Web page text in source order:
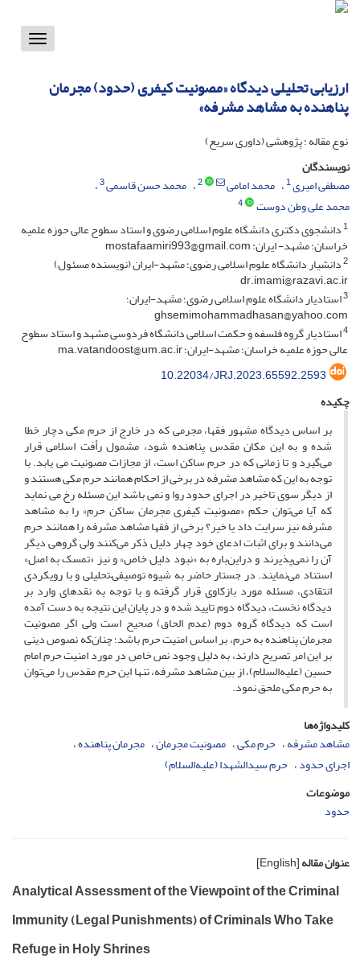
Toggle
ارزیابی تحلیلی دیدگاه «مصونیت کیفری (حدود) مجرمان
پناهنده به مشاهد مشرفه»
نوع مقاله : پژوهشی (داوری سریع)
نویسندگان
مصطفی امیری1 محمد امامی 2 محمد حسن قاسمی3
محمد علی وطن دوست
4
1دانشجوی دکتری دانشگاه علوم اسلامی رضوی و استاد سطوح عالی حوزه علمیه
خراسان؛ مشهد- ایران: mostafaamiri993@gmail.com
2دانشیار دانشگاه علوم اسلامی رضوی؛ مشهد-ایران (نویسنده مسئول)
dr.imami@razavi.ac.ir
3استادیار دانشگاه علوم اسلامی رضوی؛ مشهد-ایران؛
ghsemimohammadhasan@yahoo.com
4استادیار گروه فلسفه و حکمت اسلامی دانشگاه فردوسی مشهد و استاد سطوح
عالی حوزه علمیه خراسان؛ مشهد-ایران؛ ma.vatandoost@um.ac.ir
10.22034/JRJ.2023.65592.2593
چکیده
بر اساس دیدگاه مشهور فقها، مجرمی که در خارج از حرم مکی دچار خطا
شده و به این مکان مقدس پناهنده شود، مشمول رأفت اسلامی قرار
می‌گیرد و تا زمانی که در حرم ساکن است، از مجازات مصونیت می ­یابد. با
توجه به این که مشاهد مشرفه در برخی از احکام همانند حرم مکی هستند و
از دیگر سوی تاخیر در اجرای حدود روا و نمی باشد این مسئله رخ می نماید
که آیا می‌توان حکم «مصونیت کیفری مجرمان ساکن حرم» را به مشاهد
مشرفه نیز سرایت داد یا خیر؟ برخی از فقها مشاهد مشرفه را همانند حرم
می‌دانند و برای اثبات ادعای خود چهار دلیل ذکر می‌کنند ولی گروهی دیگر
آن را نمی‌پذیرند و دراین‌باره به «نبود دلیل خاص» و نیز «تمسک به اصل»
استناد می‌نمایند. در جستار حاضر به شیوه توصیفی–تحلیلی و با رویکردی
انتقادی، مسئله مورد بازکاوی قرار گرفته و با توجه به نقدهای وارد بر
دیدگاه نخست، دیدگاه دوم تایید شده و در پایان این نتیجه به دست آمده
است که دیدگاه گروه دوم (عدم الحاق) صحیح است ولی اگر مصونیت
مجرمان پناهنده به حرم، بر اساس امنیت حرم باشد؛ چنان‌که نصوص دینی
بر این امر تصریح دارند، به دلیل وجود نص خاص در مورد امنیت حرم امام
حسین (علیه‌السلام)، از بین مشاهد مشرفه، تنها این حرم مقدس را می‌توان
به حرم مکی ملحق نمود.
کلیدواژه‌ها
مشاهد مشرفه حرم مکی مصونیت مجرمان مجرمان پناهنده
اجرای حدود حرم سیدالشهدا (علیه‌السلام)
موضوعات
حدود
عنوان مقاله[English]
Analytical Assessment of the Viewpoint of the Criminal
Immunity (Legal Punishments) of Criminals Who Take
Refuge in Holy Shrines